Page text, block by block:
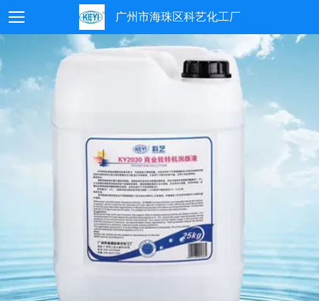
广州市海珠区科艺化工厂